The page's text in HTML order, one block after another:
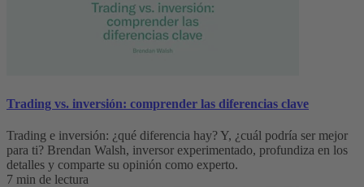
Trading vs. inversión: comprender las diferencias clave
Trading e inversión: ¿qué diferencia hay? Y, ¿cuál podría ser mejor
para ti? Brendan Walsh, inversor experimentado, profundiza en los
detalles y comparte su opinión como experto.
7 min de lectura